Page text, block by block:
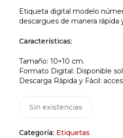
Etiqueta digital modelo
descargues de manera rápida
Características:
Tamaño: 10×10 cm.
Formato Digital: Disponible
Descarga Rápida y Fácil:
Sin existencias
Categoría: Etiquetas